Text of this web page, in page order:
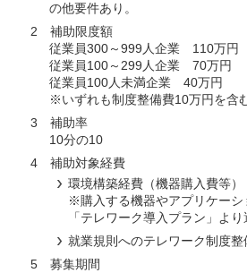
の他要件あり。
2 補助限度額
従業員300～999人企業 110万円
従業員100～299人企業 70万円
従業員100人未満企業 40万円
※いずれも制度整備費10万円を含
3 補助率
10分の10
4 補助対象経費
環境構築経費（機器購入費等）
※購入する機器やアプリケーシ
「テレワーク導入プラン」より
就業規則へのテレワーク制度整
5 募集期間